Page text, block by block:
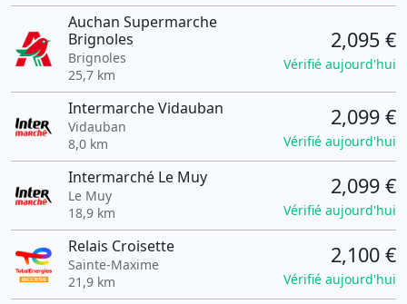
Auchan Supermarche
Brignoles
Brignoles
25,7 km
2,095 €
Vérifié aujourd'hui
Intermarche Vidauban
Vidauban
8,0 km
2,099 €
Vérifié aujourd'hui
Intermarché Le Muy
Le Muy
18,9 km
2,099 €
Vérifié aujourd'hui
Relais Croisette
Sainte-Maxime
21,9 km
2,100 €
Vérifié aujourd'hui